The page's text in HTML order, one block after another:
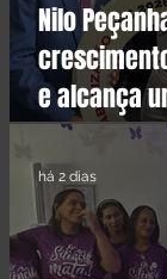
Nilo
e alcança
notas da
há 2 dias